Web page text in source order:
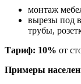
монтаж
вырезы под
трубы,
Тариф: 10% от
Примеры